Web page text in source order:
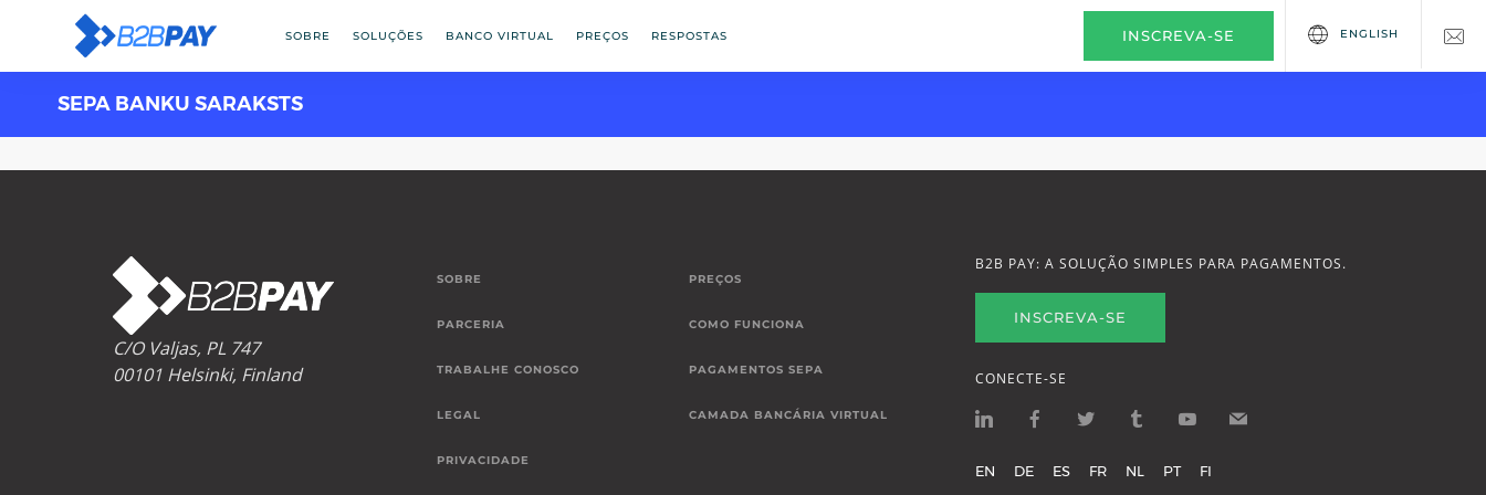
SOBRE SOLUÇÕES BANCO VIRTUAL PREÇOS RESPOSTAS INSCREVA-SE ENGLISH
SEPA BANKU SARAKSTS
C/O Valjas, PL 747
00101 Helsinki, Finland
SOBRE
PARCERIA
TRABALHE CONOSCO
LEGAL
PRIVACIDADE
PREÇOS
COMO FUNCIONA
PAGAMENTOS SEPA
CAMADA BANCÁRIA VIRTUAL
B2B PAY: A SOLUÇÃO SIMPLES PARA PAGAMENTOS.
INSCREVA-SE
CONECTE-SE
EN DE ES FR NL PT FI